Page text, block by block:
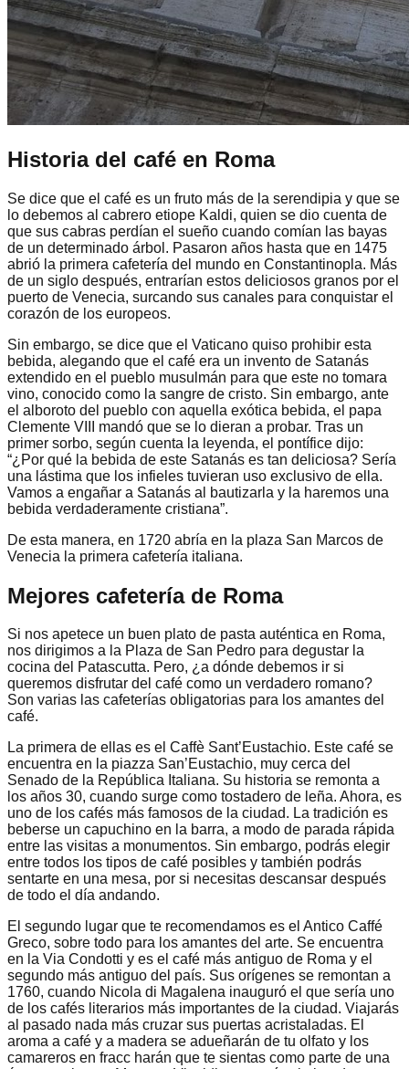
Historia del café en Roma
Se dice que el café es un fruto más de la serendipia y que se
lo debemos al cabrero etiope Kaldi, quien se dio cuenta de
que sus cabras perdían el sueño cuando comían las bayas
de un determinado árbol. Pasaron años hasta que en 1475
abrió la primera cafetería del mundo en Constantinopla. Más
de un siglo después, entrarían estos deliciosos granos por el
puerto de Venecia, surcando sus canales para conquistar el
corazón de los europeos.
Sin embargo, se dice que el Vaticano quiso prohibir esta
bebida, alegando que el café era un invento de Satanás
extendido en el pueblo musulmán para que este no tomara
vino, conocido como la sangre de cristo. Sin embargo, ante
el alboroto del pueblo con aquella exótica bebida, el papa
Clemente VIII mandó que se lo dieran a probar. Tras un
primer sorbo, según cuenta la leyenda, el pontífice dijo:
“¿Por qué la bebida de este Satanás es tan deliciosa? Sería
una lástima que los infieles tuvieran uso exclusivo de ella.
Vamos a engañar a Satanás al bautizarla y la haremos una
bebida verdaderamente cristiana”.
De esta manera, en 1720 abría en la plaza San Marcos de
Venecia la primera cafetería italiana.
Mejores cafetería de Roma
Si nos apetece un buen plato de pasta auténtica en Roma,
nos dirigimos a la Plaza de San Pedro para degustar la
cocina del Patascutta. Pero, ¿a dónde debemos ir si
queremos disfrutar del café como un verdadero romano?
Son varias las cafeterías obligatorias para los amantes del
café.
La primera de ellas es el Caffè Sant’Eustachio. Este café se
encuentra en la piazza San’Eustachio, muy cerca del
Senado de la República Italiana. Su historia se remonta a
los años 30, cuando surge como tostadero de leña. Ahora, es
uno de los cafés más famosos de la ciudad. La tradición es
beberse un capuchino en la barra, a modo de parada rápida
entre las visitas a monumentos. Sin embargo, podrás elegir
entre todos los tipos de café posibles y también podrás
sentarte en una mesa, por si necesitas descansar después
de todo el día andando.
El segundo lugar que te recomendamos es el Antico Caffé
Greco, sobre todo para los amantes del arte. Se encuentra
en la Via Condotti y es el café más antiguo de Roma y el
segundo más antiguo del país. Sus orígenes se remontan a
1760, cuando Nicola di Magalena inauguró el que sería uno
de los cafés literarios más importantes de la ciudad. Viajarás
al pasado nada más cruzar sus puertas acristaladas. El
aroma a café y a madera se adueñarán de tu olfato y los
camareros en fracc harán que te sientas como parte de una